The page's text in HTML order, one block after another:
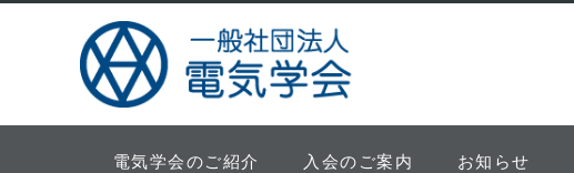
電気学会のご紹介 入会のご案内 お知らせ